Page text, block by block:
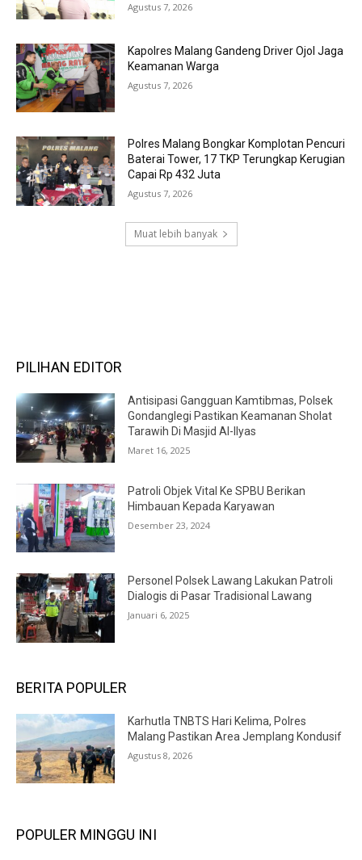
Agustus 7, 2026
Kapolres Malang Gandeng Driver Ojol Jaga
Keamanan Warga
Agustus 7, 2026
Polres Malang Bongkar Komplotan Pencuri
Baterai Tower, 17 TKP Terungkap Kerugian
Capai Rp 432 Juta
Agustus 7, 2026
Muat lebih banyak
PILIHAN EDITOR
Antisipasi Gangguan Kamtibmas, Polsek
Gondanglegi Pastikan Keamanan Sholat
Tarawih Di Masjid Al-Ilyas
Maret 16, 2025
Patroli Objek Vital Ke SPBU Berikan
Himbauan Kepada Karyawan
Desember 23, 2024
Personel Polsek Lawang Lakukan Patroli
Dialogis di Pasar Tradisional Lawang
Januari 6, 2025
BERITA POPULER
Karhutla TNBTS Hari Kelima, Polres
Malang Pastikan Area Jemplang Kondusif
Agustus 8, 2026
POPULER MINGGU INI